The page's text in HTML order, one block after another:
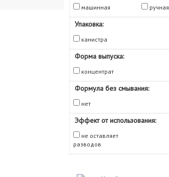
машинная ручная
Упаковка:
канистра
Форма выпуска:
концентрат
Формула без смывания:
нет
Эффект от использования:
не оставляет
разводов